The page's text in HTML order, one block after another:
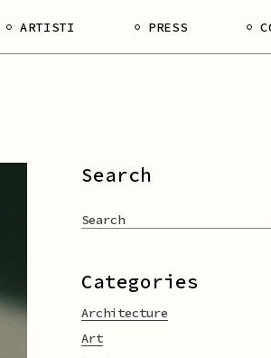
ARTISTI
Eugenio Tibaldi
Cosimo Veneziano
Silvia Hell
Stefania Migliorati
Francesca Grilli
PRESS
Search
Categories
Architecture
Art